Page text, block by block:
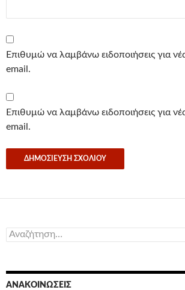
Επιθυμώ να λαμβάνω ειδοποιήσεις για
email.
Επιθυμώ να λαμβάνω ειδοποιήσεις για
email.
Αναζήτηση
για:
ΑΝΑΚΟΙΝΏΣΕΙΣ